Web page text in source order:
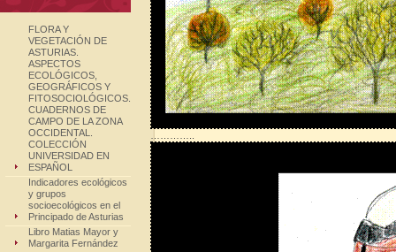
FLORA Y
VEGETACIÓN DE
ASTURIAS.
ASPECTOS
ECOLÓGICOS,
GEOGRÁFICOS Y
FITOSOCIOLÓGICOS.
CUADERNOS DE
CAMPO DE LA ZONA
OCCIDENTAL.
COLECCIÓN
UNIVERSIDAD EN
ESPAÑOL
Indicadores ecológicos
y grupos
socioecológicos en el
Principado de Asturias
Libro Matias Mayor y
Margarita Fernández